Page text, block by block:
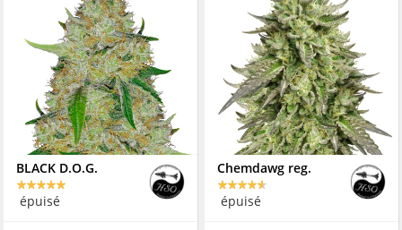
BLACK D.O.G.
épuisé
Chemdawg reg.
épuisé